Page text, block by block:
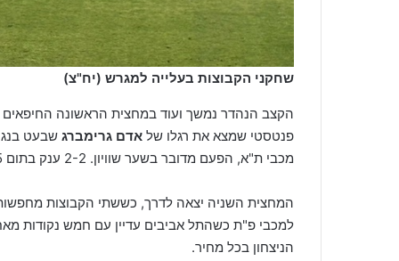
שחקני הקבוצות בעלייה למגרש (יח"צ)
הקצב הנהדר נמשך ועוד במחצית הראשונה החיפאים
פנטסטי שמצא את רגלו של אדם גרימברג שבעט
מכבי ת"א, הפעם מדובר בשער שוויון. 2-2 ענק בתום 45 דקות ראשונות קצביות.
המחצית השניה יצאה לדרך, כששתי הקבוצות
למכבי פ"ת כשהתל אביבים עדיין עם חמש נקודות
הניצחון בכל מחיר.